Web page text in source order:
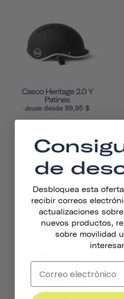
Casco Heritage 2.0 Y
Patines
desde desde 99,95 $
MIPS Chapter MIPS
de
Desbloquea esta
recibir correos
actualizaciones
nuevos productos,
sobre movilidad